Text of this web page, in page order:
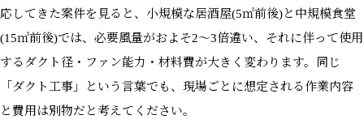
応してきた案件を見ると、小規模な居酒屋(5㎡前後)と中規模食堂
(15㎡前後)では、必要風量がおよそ2〜3倍違い、それに伴って使用
するダクト径・ファン能力・材料費が大きく変わります。同じ
「ダクト工事」という言葉でも、現場ごとに想定される作業内容
と費用は別物だと考えてください。